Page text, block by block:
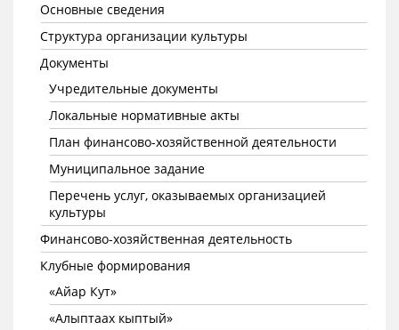
Основные сведения
Структура организации культуры
Документы
Учредительные документы
Локальные нормативные акты
План финансово-хозяйственной деятельности
Муниципальное задание
Перечень услуг, оказываемых организацией
культуры
Финансово-хозяйственная деятельность
Клубные формирования
«Айар Кут»
«Алыптаах кыптый»